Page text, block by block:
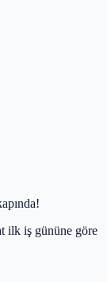
ilk iş gününe göre